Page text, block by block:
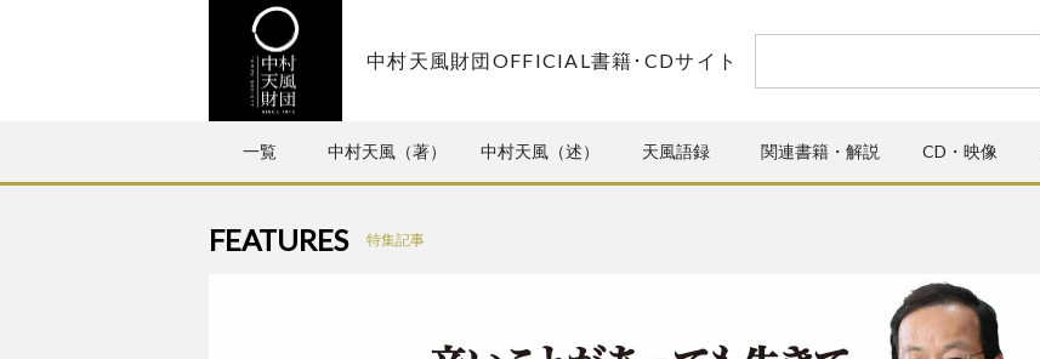
中村天風財団OFFICIAL書籍･CDサイト
一覧 中村天風（著） 中村天風（述） 天風語録 関連書籍・解説 CD・映像
FEATURES 特集記事